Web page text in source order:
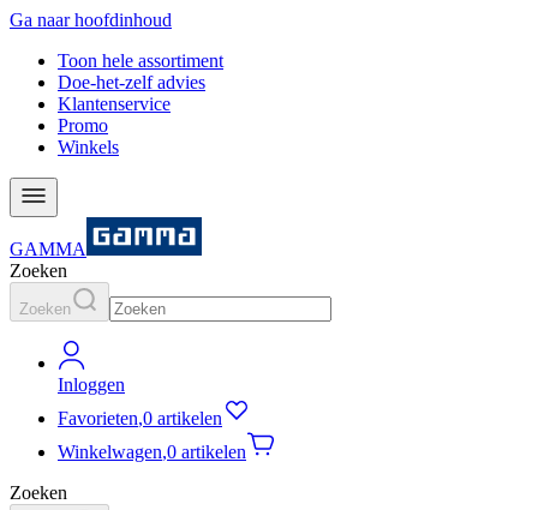
Ga naar hoofdinhoud
Toon hele assortiment
Doe-het-zelf advies
Klantenservice
Promo
Winkels
GAMMA
Zoeken
Zoeken
Inloggen
Favorieten,0 artikelen
Winkelwagen,0 artikelen
Zoeken